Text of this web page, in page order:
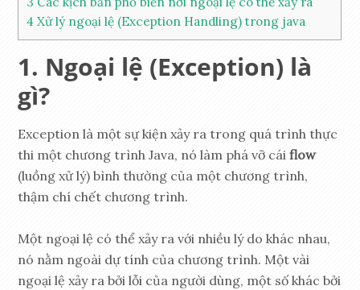
4 Xử lý ngoại lệ (Exception Handling) trong java
Ngoại lệ (Exception) là
gì?
Exception là một sự kiện xảy ra trong quá trình thực
thi một chương trình Java, nó làm phá vỡ cáiflow
(luồng xử lý) bình thường của một chương trình,
thậm chí chết chương trình.
Một ngoại lệ có thể xảy ra với nhiều lý do khác nhau,
nó nằm ngoài dự tính của chương trình. Một vài
ngoại lệ xảy ra bởi lỗi của người dùng, một số khác bởi